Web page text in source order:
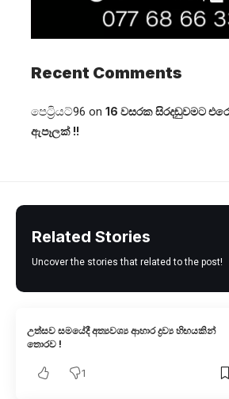
Recent Comments
පෙට්‍රියට්96 on 16 වසරක සිරදඬුවමට
ඇපෑලක් !!
Related Stories
Uncover the stories that related to the post!
උත්සව සමයේදී අත්‍යවශ්‍ය ආහාර ද්‍රව්‍ය හිඟයකින්
තොරව !
1